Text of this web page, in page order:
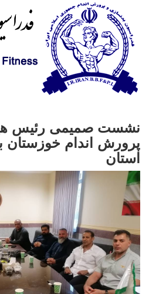
نشست صمیمی رئیس
پرورش اندام خوزستان
استان